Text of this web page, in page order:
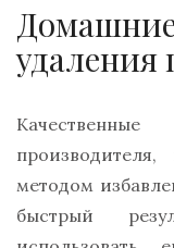
методом
быстрый